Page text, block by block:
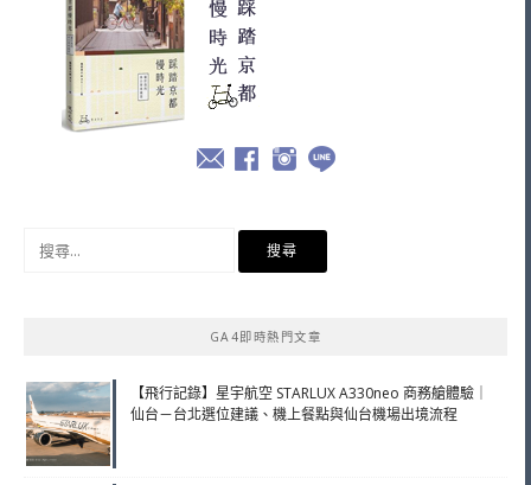
GA4即時熱門文章
【飛行記錄】星宇航空 STARLUX A330neo 商務艙體驗｜
仙台－台北選位建議、機上餐點與仙台機場出境流程